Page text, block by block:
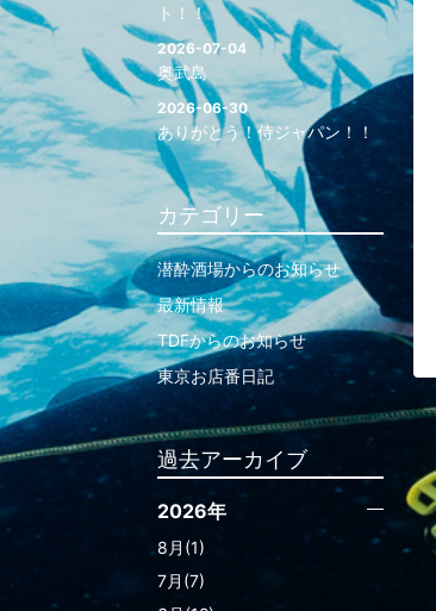
ト！！
2026-07-04
奥武島
2026-06-30
ありがとう！侍ジャパン！！
カテゴリー
潜酔酒場からのお知らせ
最新情報
TDFからのお知らせ
東京お店番日記
過去アーカイブ
2026年
8月(1)
7月(7)